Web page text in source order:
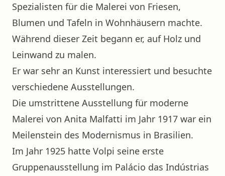
Spezialisten für die Malerei von Friesen,
Blumen und Tafeln in Wohnhäusern machte.
Während dieser Zeit begann er, auf Holz und
Leinwand zu malen.
Er war sehr an Kunst interessiert und besuchte
verschiedene Ausstellungen.
Die umstrittene Ausstellung für moderne
Malerei von Anita Malfatti im Jahr 1917 war ein
Meilenstein des Modernismus in Brasilien.
Im Jahr 1925 hatte Volpi seine erste
Gruppenausstellung im Palácio das Indústrias